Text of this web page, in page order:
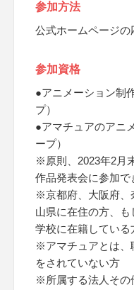
参加方法
公式ホームページ
参加資格
●アニメーション制
プ）
●アマチュアのアニ
ープ）
※原則、2023年2月
作品発表会に参加で
※京都府、大阪府、
山県に在住の方、
学校に在籍している
※アマチュアとは、
をされていない方
※所属する法人その